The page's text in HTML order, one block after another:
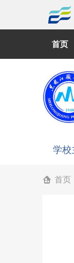
首页
学校
首页